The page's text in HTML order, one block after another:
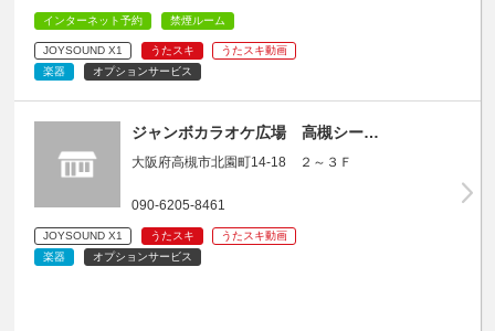
インターネット予約 禁煙ルーム
JOYSOUND X1 うたスキ
うたスキ動画
楽器
オプションサービス
ジャンボカラオケ広場 高槻シー…
大阪府高槻市北園町14-18 ２～３Ｆ
090-6205-8461
JOYSOUND X1 うたスキ
うたスキ動画
楽器
オプションサービス